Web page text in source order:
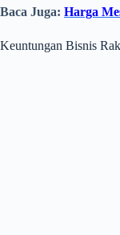
Baca Juga: Harga
Keuntungan Bisnis